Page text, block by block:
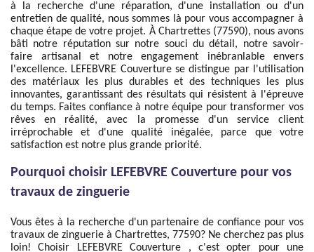
à la recherche d'une réparation, d'une installation ou d'un
entretien de qualité, nous sommes là pour vous accompagner à
chaque étape de votre projet. À Chartrettes (77590), nous avons
bâti notre réputation sur notre souci du détail, notre savoir-
faire artisanal et notre engagement inébranlable envers
l'excellence. LEFEBVRE Couverture se distingue par l'utilisation
des matériaux les plus durables et des techniques les plus
innovantes, garantissant des résultats qui résistent à l'épreuve
du temps. Faites confiance à notre équipe pour transformer vos
rêves en réalité, avec la promesse d'un service client
irréprochable et d'une qualité inégalée, parce que votre
satisfaction est notre plus grande priorité.
Pourquoi choisir LEFEBVRE Couverture pour vos
travaux de zinguerie
Vous êtes à la recherche d'un partenaire de confiance pour vos
travaux de zinguerie à Chartrettes, 77590? Ne cherchez pas plus
loin! Choisir LEFEBVRE Couverture , c'est opter pour une